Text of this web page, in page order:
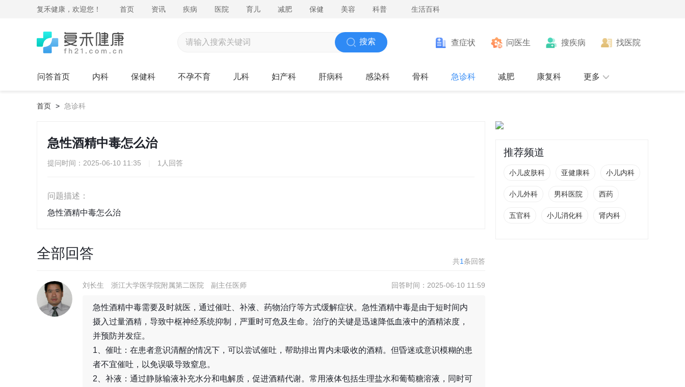
复禾健康，欢迎您！ 首页 资讯 疾病 医院 育儿 减肥 保健 美容 科普 生活百科
搜索 找医院
搜疾病
问医生
查症状
问答首页 内科 保健科 不孕不育 儿科 妇产科 肝病科 感染科 骨科 急诊科 减肥 康复科 更多
首页 > 急诊科
急性酒精中毒怎么治
提问时间：2025-06-10 11:35 1人回答
问题描述：
急性酒精中毒怎么治
全部回答 共1 条回答
刘长生 浙江大学医学院附属第二医院 副主任医师 回答时间：2025-06-10 11:59
急性酒精中毒需要及时就医，通过催吐、补液、药物治疗等方式缓解症状。急性酒精中毒是由于短时间内
摄入过量酒精，导致中枢神经系统抑制，严重时可危及生命。治疗的关键是迅速降低血液中的酒精浓度，
并预防并发症。
1、催吐：在患者意识清醒的情况下，可以尝试催吐，帮助排出胃内未吸收的酒精。但昏迷或意识模糊的患
者不宜催吐，以免误吸导致窒息。
2、补液：通过静脉输液补充水分和电解质，促进酒精代谢。常用液体包括生理盐水和葡萄糖溶液，同时可
推荐频道
小儿皮肤科 亚健康科 小儿内科
小儿外科 男科医院 西药
五官科 小儿消化科 肾内科